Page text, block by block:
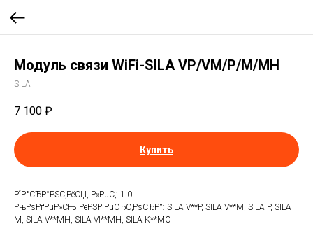
Модуль связи WiFi-SILA VP/VM/P/M/MH
SILA
7 100 ₽
Купить
Р“Р°СЂР°РЅС‚РёСЏ, Р»РµС‚: 1.0
РњРѕРґРµР»СЊ РёРЅРІРµСЂС‚РѕСЂР°: SILA V**P, SILA V**M, SILA P, SILA
M, SILA V**MH, SILA VI**MH, SILA K**MO